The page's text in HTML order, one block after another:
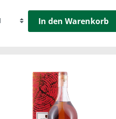
In den Warenkorb